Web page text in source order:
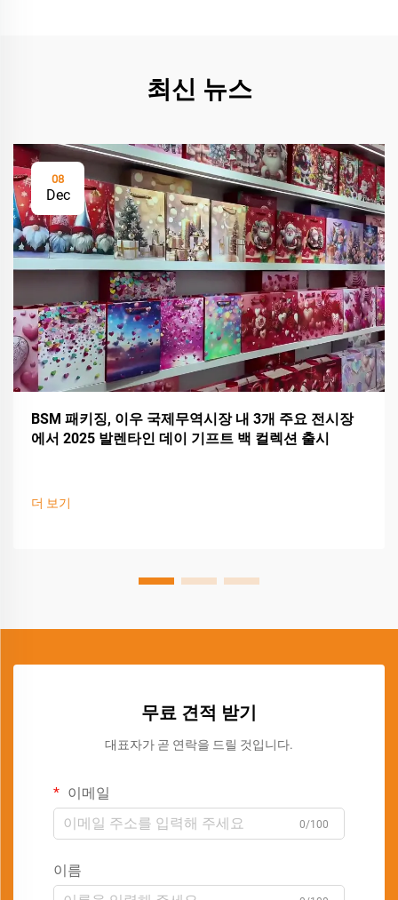
최신 뉴스
08
Dec
BSM 패키징, 이우 국제무역시장 내 3개 주요 전시장
에서 2025 발렌타인 데이 기프트 백 컬렉션 출시
더 보기
무료 견적 받기
대표자가 곧 연락을 드릴 것입니다.
이메일
0/100
이름